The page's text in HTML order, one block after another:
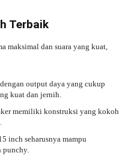
Terbaik
maksimal dan suara yang kuat,
output daya yang cukup
kuat dan jernih.
memiliki konstruksi yang kokoh
inch seharusnya mampu
punchy.